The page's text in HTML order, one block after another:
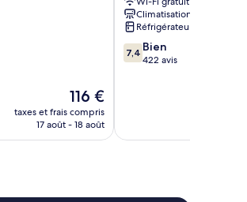
Le
nouveau
prix
116 €
taxes et frais compris
17 août - 18 août
New
York
,
Belvilla
Climatisation
Réfrigérateur
7.4
sur
7,4 Bien
422 avis